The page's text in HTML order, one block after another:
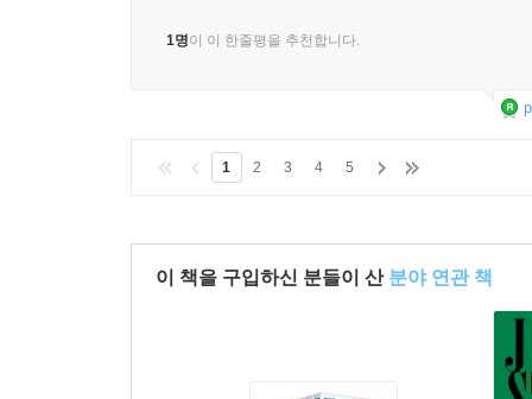
1명이 이 한줄평을 추천합니다.
1 2 3 4 5
이 책을 구입하신 분들이 산 분야 연관 책